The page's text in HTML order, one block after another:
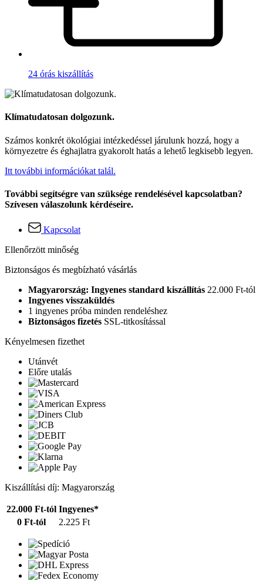
24 órás kiszállítás
Klímatudatosan dolgozunk.
Számos konkrét ökológiai intézkedéssel járulunk hozzá, hogy a
környezetre és éghajlatra gyakorolt hatás a lehető legkisebb legyen.
Itt további információkat talál.
További segítségre van szüksége rendelésével kapcsolatban?
Szívesen válaszolunk kérdéseire.
Kapcsolat
Ellenőrzött minőség
Biztonságos és megbízható vásárlás
Magyarország: Ingyenes standard kiszállítás 22.000 Ft-tól
Ingyenes visszaküldés
1 ingyenes próba minden rendeléshez
Biztonságos fizetés SSL-titkosítással
Kényelmesen fizethet
Utánvét
Előre utalás
Kiszállítási díj: Magyarország
22.000 Ft-tól Ingyenes*
0 Ft-tól
2.225 Ft